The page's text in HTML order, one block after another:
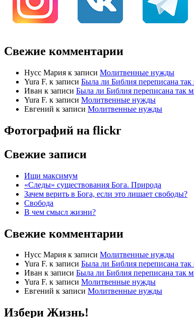
Свежие комментарии
Нусс Мария к записи Молитвенные нужды
Yura F. к записи Была ли Библия переписана так
Иван к записи Была ли Библия переписана так
Yura F. к записи Молитвенные нужды
Евгений к записи Молитвенные нужды
Фотографий на flickr
Свежие записи
Ищи максимум
«Следы» существования Бога. Природа
Зачем верить в Бога, если это лишает свободы?
Свобода
В чем смысл жизни?
Свежие комментарии
Нусс Мария к записи Молитвенные нужды
Yura F. к записи Была ли Библия переписана так
Иван к записи Была ли Библия переписана так
Yura F. к записи Молитвенные нужды
Евгений к записи Молитвенные нужды
Избери Жизнь!